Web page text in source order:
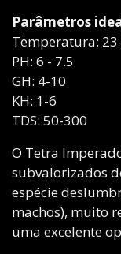
Parâmetros
Temperatura:
PH: 6 - 7.5
GH: 4-10
KH: 1-6
TDS: 50-300
O Tetra
subvalorizados
espécie
machos), muito
uma excelente